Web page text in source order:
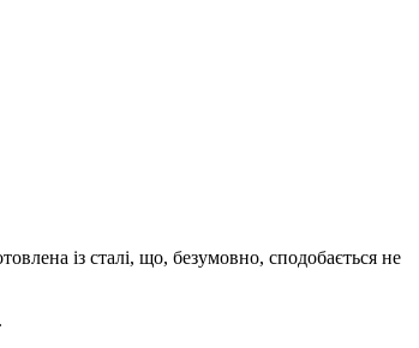
​​із сталі, що, безумовно, сподобається не